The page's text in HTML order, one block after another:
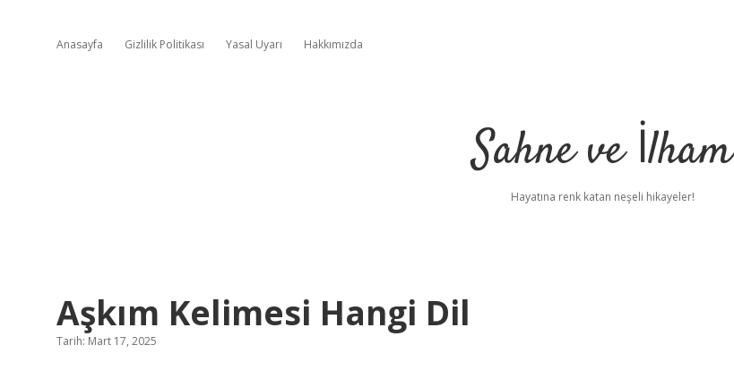
Anasayfa Gizlilik Politikası Yasal Uyarı Hakkımızda
Sahne ve İlham
Hayatına renk katan neşeli hikayeler!
Aşkım Kelimesi Hangi Dil
Tarih: Mart 17, 2025